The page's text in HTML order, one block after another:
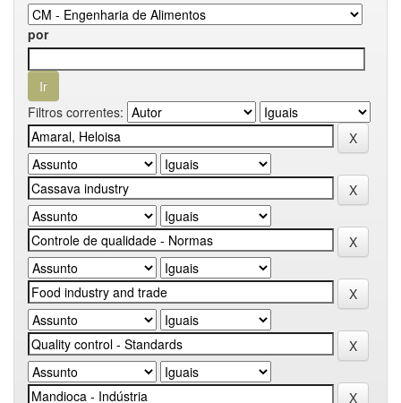
por
Filtros correntes: